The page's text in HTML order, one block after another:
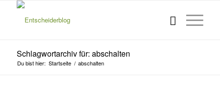
Schlagwortarchiv für: abschalten
Du bist hier: Startseite / abschalten